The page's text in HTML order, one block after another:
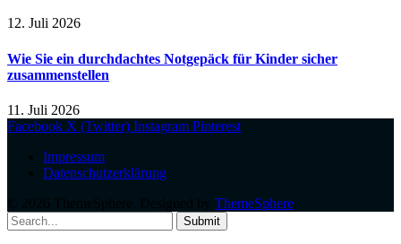
12. Juli 2026
Wie Sie ein durchdachtes Notgepäck für Kinder sicher
zusammenstellen
11. Juli 2026
Facebook X (Twitter) Instagram Pinterest
Impressum
Datenschutzerklärung
ThemeSphere
Submit